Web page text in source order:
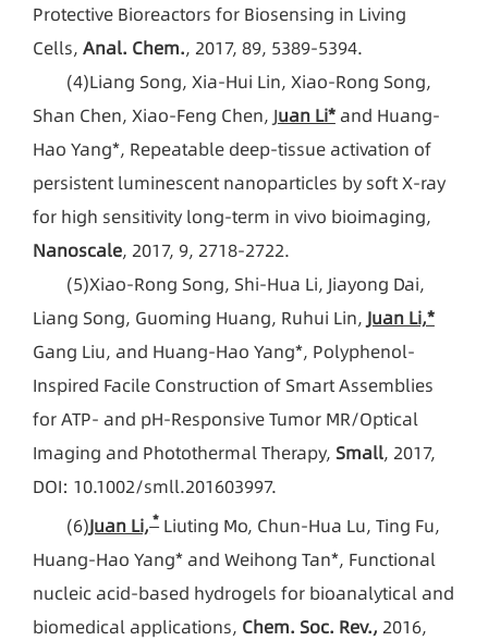
Protective Bioreactors for Biosensing in Living
Cells, Anal. Chem., 2017, 89, 5389-5394.
(4)Liang Song, Xia-Hui Lin, Xiao-Rong Song,
Shan Chen, Xiao-Feng Chen, Juan Li*and Huang-
Hao Yang*, Repeatable deep-tissue activation of
persistent luminescent nanoparticles by soft X-ray
for high sensitivity long-term in vivo bioimaging,
Nanoscale, 2017, 9, 2718-2722.
(5)Xiao-Rong Song, Shi-Hua Li, Jiayong Dai,
Liang Song, Guoming Huang, Ruhui Lin, Juan Li,*
Gang Liu, and Huang-Hao Yang*, Polyphenol-
Inspired Facile Construction of Smart Assemblies
for ATP- and pH-Responsive Tumor MR/Optical
Imaging and Photothermal Therapy, Small, 2017,
DOI: 10.1002/smll.201603997.
(6)Juan Li,* Liuting Mo, Chun-Hua Lu, Ting Fu,
Huang-Hao Yang* and Weihong Tan*, Functional
nucleic acid-based hydrogels for bioanalytical and
biomedical applications, Chem. Soc. Rev., 2016,